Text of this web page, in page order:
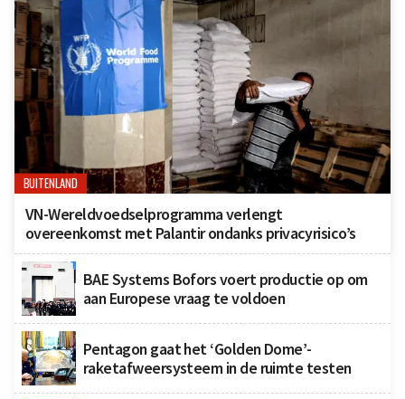
BUITENLAND
VN-Wereldvoedselprogramma verlengt
overeenkomst met Palantir ondanks privacyrisico’s
BAE Systems Bofors voert productie op om
aan Europese vraag te voldoen
Pentagon gaat het ‘Golden Dome’-
raketafweersysteem in de ruimte testen